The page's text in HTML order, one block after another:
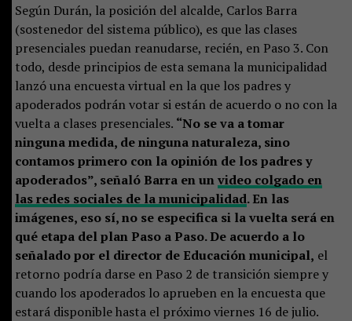
Según Durán, la posición del alcalde, Carlos Barra
(sostenedor del sistema público), es que las clases
presenciales puedan reanudarse, recién, en Paso 3. Con
todo, desde principios de esta semana la municipalidad
lanzó una encuesta virtual en la que los padres y
apoderados podrán votar si están de acuerdo o no con la
vuelta a clases presenciales. “No se va a tomar
ninguna medida, de ninguna naturaleza, sino
contamos primero con la opinión de los padres y
apoderados”, señaló Barra en unvideo colgado en
las redes sociales de la municipalidad. En las
imágenes, eso sí, no se especifica si la vuelta será en
qué etapa del plan Paso a Paso. De acuerdo a lo
señalado por el director de Educación municipal, el
retorno podría darse en Paso 2 de transición siempre y
cuando los apoderados lo aprueben en la encuesta que
estará disponible hasta el próximo viernes 16 de julio.